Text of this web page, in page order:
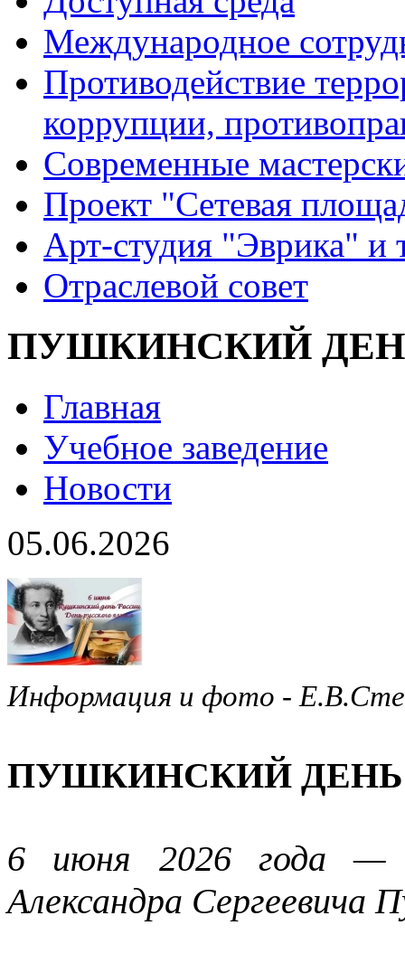
Международное
Противодействие
коррупции,
Современные
Проект "Сетевая
Арт-студия "Эврика" и
Отраслевой совет
ПУШКИНСКИЙ
Главная
Учебное заведение
Новости
05.06.2026
Информация и фото -
ПУШКИНСКИЙ
6 июня 2026 года —
Александра Сергеевича